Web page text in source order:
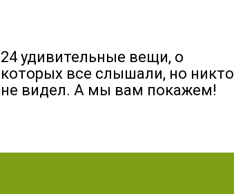
24 удивительные вещи, о
которых все слышали, но никто
не видел. А мы вам покажем!